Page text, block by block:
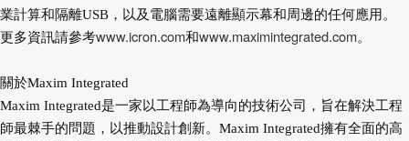
業計算和隔離USB，以及電腦需要遠離顯示幕和周邊的任何應用。
更多資訊請參考www.icron.com和www.maximintegrated.com。
關於Maxim Integrated
Maxim Integrated是一家以工程師為導向的技術公司，旨在解決工程
師最棘手的問題，以推動設計創新。Maxim Integrated擁有全面的高